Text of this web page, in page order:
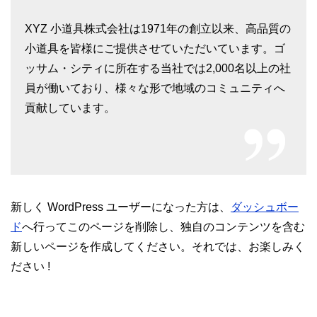
XYZ 小道具株式会社は1971年の創立以来、高品質の
小道具を皆様にご提供させていただいています。ゴ
ッサム・シティに所在する当社では2,000名以上の社
員が働いており、様々な形で地域のコミュニティへ
貢献しています。
新しく WordPress ユーザーになった方は、
ダッシュボー
ドへ行ってこのページを削除し、独自のコンテンツを含む
新しいページを作成してください。それでは、お楽しみく
ださい !